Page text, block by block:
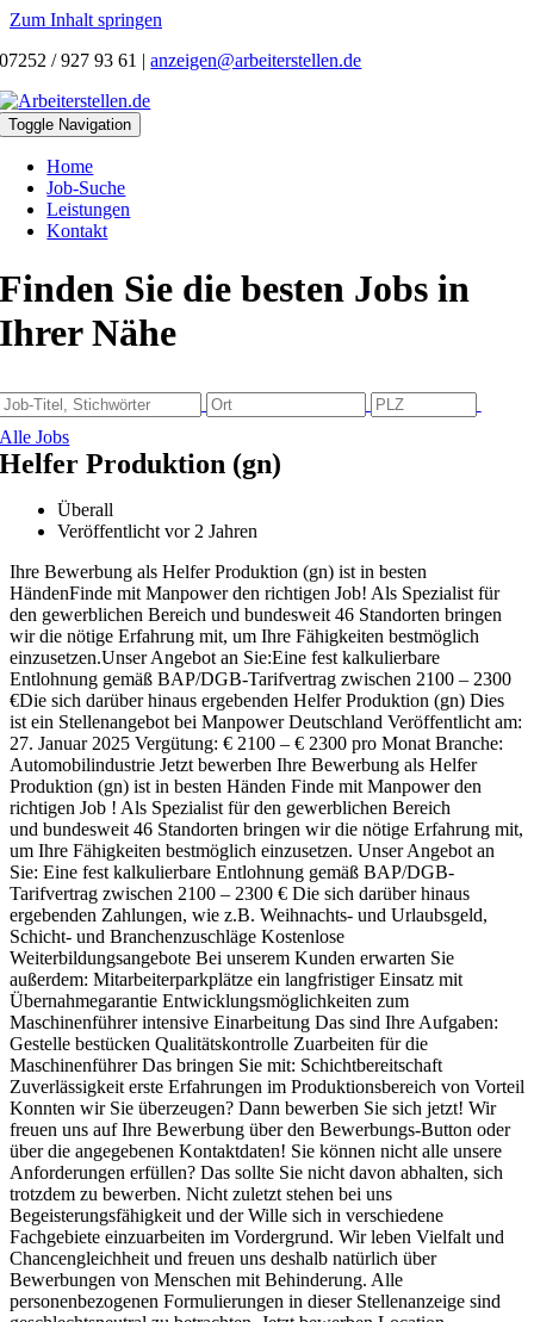
Zum Inhalt springen
07252 / 927 93 61 |anzeigen@arbeiterstellen.de
Toggle Navigation
Home
Job-Suche
Leistungen
Kontakt
Finden Sie die besten Jobs in
Ihrer Nähe
Alle Jobs
Helfer Produktion (gn)
Überall
Veröffentlicht vor 2 Jahren
Ihre Bewerbung als Helfer Produktion (gn) ist in besten
HändenFinde mit Manpower den richtigen Job! Als Spezialist für
den gewerblichen Bereich und bundesweit 46 Standorten bringen
wir die nötige Erfahrung mit, um Ihre Fähigkeiten bestmöglich
einzusetzen.Unser Angebot an Sie:Eine fest kalkulierbare
Entlohnung gemäß BAP/DGB-Tarifvertrag zwischen 2100 – 2300
€Die sich darüber hinaus ergebenden Helfer Produktion (gn) Dies
ist ein Stellenangebot bei Manpower Deutschland Veröffentlicht am:
27. Januar 2025 Vergütung: € 2100 – € 2300 pro Monat Branche:
Automobilindustrie Jetzt bewerben Ihre Bewerbung als Helfer
Produktion (gn) ist in besten Händen Finde mit Manpower den
richtigen Job ! Als Spezialist für den gewerblichen Bereich
und bundesweit 46 Standorten bringen wir die nötige Erfahrung mit,
um Ihre Fähigkeiten bestmöglich einzusetzen. Unser Angebot an
Sie: Eine fest kalkulierbare Entlohnung gemäß BAP/DGB-
Tarifvertrag zwischen 2100 – 2300 € Die sich darüber hinaus
ergebenden Zahlungen, wie z.B. Weihnachts- und Urlaubsgeld,
Schicht- und Branchenzuschläge Kostenlose
Weiterbildungsangebote Bei unserem Kunden erwarten Sie
außerdem: Mitarbeiterparkplätze ein langfristiger Einsatz mit
Übernahmegarantie Entwicklungsmöglichkeiten zum
Maschinenführer intensive Einarbeitung Das sind Ihre Aufgaben:
Gestelle bestücken Qualitätskontrolle Zuarbeiten für die
Maschinenführer Das bringen Sie mit: Schichtbereitschaft
Zuverlässigkeit erste Erfahrungen im Produktionsbereich von Vorteil
Konnten wir Sie überzeugen? Dann bewerben Sie sich jetzt! Wir
freuen uns auf Ihre Bewerbung über den Bewerbungs-Button oder
über die angegebenen Kontaktdaten! Sie können nicht alle unsere
Anforderungen erfüllen? Das sollte Sie nicht davon abhalten, sich
trotzdem zu bewerben. Nicht zuletzt stehen bei uns
Begeisterungsfähigkeit und der Wille sich in verschiedene
Fachgebiete einzuarbeiten im Vordergrund. Wir leben Vielfalt und
Chancengleichheit und freuen uns deshalb natürlich über
Bewerbungen von Menschen mit Behinderung. Alle
personenbezogenen Formulierungen in dieser Stellenanzeige sind